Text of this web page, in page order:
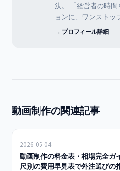
決。 「経営者の時
ョンに、ワンストッ
→ プロフィール詳細
動画制作の関連記事
2026-05-04
動画制作の料金表・相場完全ガ
尺別の費用早見表で外注選びの